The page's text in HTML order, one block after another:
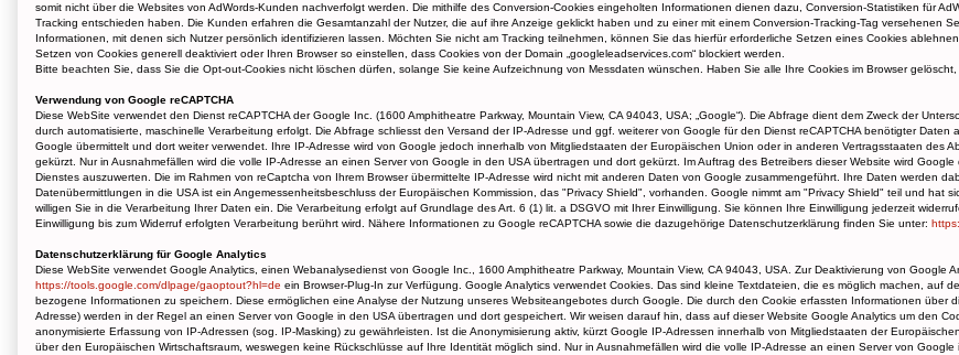
somit nicht über die Websites von AdWords-Kunden nachverfolgt werden. Die mithilfe des Conversion-Cookies eingeholten Informationen dienen dazu, Conversion-Statistiken für
Tracking entschieden haben. Die Kunden erfahren die Gesamtanzahl der Nutzer, die auf ihre Anzeige geklickt haben und zu einer mit einem Conversion-Tracking-Tag versehenen
Informationen, mit denen sich Nutzer persönlich identifizieren lassen. Möchten Sie nicht am Tracking teilnehmen, können Sie das hierfür erforderliche Setzen eines Cookies
Setzen von Cookies generell deaktiviert oder Ihren Browser so einstellen, dass Cookies von der Domain „googleleadservices.com“ blockiert werden.
Bitte beachten Sie, dass Sie die Opt-out-Cookies nicht löschen dürfen, solange Sie keine Aufzeichnung von Messdaten wünschen. Haben Sie alle Ihre Cookies im Browser
Verwendung von Google reCAPTCHA
Diese WebSite verwendet den Dienst reCAPTCHA der Google Inc. (1600 Amphitheatre Parkway, Mountain View, CA 94043, USA; „Google“). Die Abfrage dient dem Zweck der
durch automatisierte, maschinelle Verarbeitung erfolgt. Die Abfrage schliesst den Versand der IP-Adresse und ggf. weiterer von Google für den Dienst reCAPTCHA benötigter Daten
Google übermittelt und dort weiter verwendet. Ihre IP-Adresse wird von Google jedoch innerhalb von Mitgliedstaaten der Europäischen Union oder in anderen Vertragsstaaten des
gekürzt. Nur in Ausnahmefällen wird die volle IP-Adresse an einen Server von Google in den USA übertragen und dort gekürzt. Im Auftrag des Betreibers dieser Website wird
Dienstes auszuwerten. Die im Rahmen von reCaptcha von Ihrem Browser übermittelte IP-Adresse wird nicht mit anderen Daten von Google zusammengeführt. Ihre Daten werden
Datenübermittlungen in die USA ist ein Angemessenheitsbeschluss der Europäischen Kommission, das "Privacy Shield", vorhanden. Google nimmt am "Privacy Shield" teil und hat
willigen Sie in die Verarbeitung Ihrer Daten ein. Die Verarbeitung erfolgt auf Grundlage des Art. 6 (1) lit. a DSGVO mit Ihrer Einwilligung. Sie können Ihre Einwilligung jederzeit
Einwilligung bis zum Widerruf erfolgten Verarbeitung berührt wird. Nähere Informationen zu Google reCAPTCHA sowie die dazugehörige Datenschutzerklärung finden Sie unter:
Datenschutzerklärung für Google Analytics
Diese WebSite verwendet Google Analytics, einen Webanalysedienst von Google Inc., 1600 Amphitheatre Parkway, Mountain View, CA 94043, USA. Zur Deaktivierung von Google
https://tools.google.com/dlpage/gaoptout?hl=de ein Browser-Plug-In zur Verfügung. Google Analytics verwendet Cookies. Das sind kleine Textdateien, die es möglich machen, auf
bezogene Informationen zu speichern. Diese ermöglichen eine Analyse der Nutzung unseres Websiteangebotes durch Google. Die durch den Cookie erfassten Informationen über
Adresse) werden in der Regel an einen Server von Google in den USA übertragen und dort gespeichert. Wir weisen darauf hin, dass auf dieser Website Google Analytics um den
anonymisierte Erfassung von IP-Adressen (sog. IP-Masking) zu gewährleisten. Ist die Anonymisierung aktiv, kürzt Google IP-Adressen innerhalb von Mitgliedstaaten der
über den Europäischen Wirtschaftsraum, weswegen keine Rückschlüsse auf Ihre Identität möglich sind. Nur in Ausnahmefällen wird die volle IP-Adresse an einen Server von